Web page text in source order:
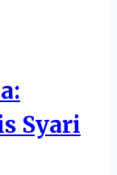
Syari